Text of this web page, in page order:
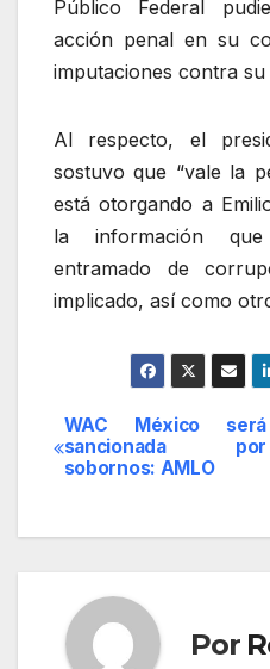
Público Federal
acción penal en su
imputaciones contra
Al respecto, el
sostuvo que “vale la
está otorgando a
la información
entramado de
implicado, así como
Navegación
de
entradas
WAC México será
sancionada por
sobornos: AMLO
Por